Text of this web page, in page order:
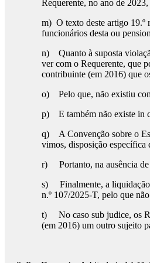
Requerente, no ano de
m) O texto deste artigo 19.º
funcionários desta ou
n) Quanto à suposta
ver com o Requerente, que
contribuinte (em 2016) que
o) Pelo que, não existiu
p) E também não existe in
q) A Convenção sobre o
vimos, disposição específica
r) Portanto, na ausência de
s) Finalmente, a liquidação
n.º 107/2025-T, pelo que
t) No caso sub judice, os
(em 2016) um outro sujeito